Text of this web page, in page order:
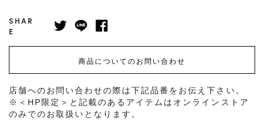
SHAR
E
商品についてのお問い合わせ
店舗へのお問い合わせの際は下記品番をお伝え下さい。
※＜HP限定＞と記載のあるアイテムはオンラインストア
のみでのお取扱いとなります。